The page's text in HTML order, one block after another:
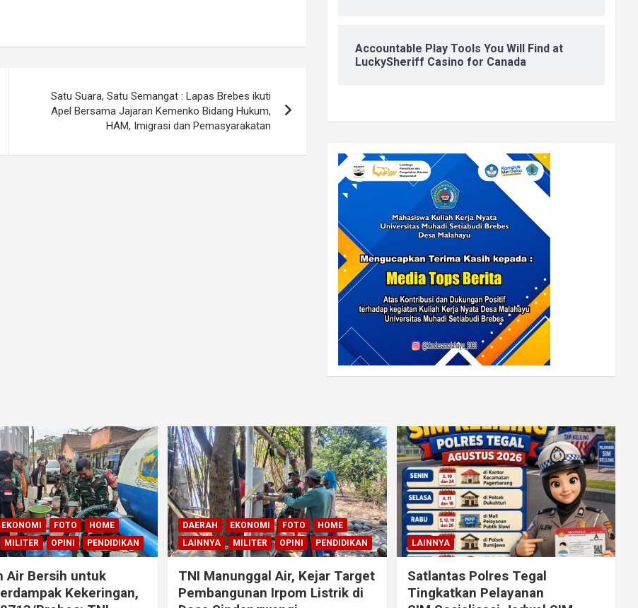
Satu Suara, Satu Semangat : Lapas Brebes ikuti
Apel Bersama Jajaran Kemenko Bidang Hukum,
HAM, Imigrasi dan Pemasyarakatan
Accountable Play Tools You Will Find at
LuckySheriff Casino for Canada
EKONOMI FOTO
HOME
MILITER OPINI PENDIDIKAN
Air Bersih untuk
Kekeringan,
DAERAH EKONOMI FOTO
HOME
LAINNYA
MILITER OPINI PENDIDIKAN
TNI Manunggal Air, Kejar Target
Pembangunan Irpom Listrik di
LAINNYA
Satlantas Polres Tegal
Tingkatkan Pelayanan